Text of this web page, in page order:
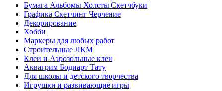
Бумага Альбомы Холсты Скетчбуки
Графика Скетчинг Черчение
Декорирование
Хобби
Маркеры для любых работ
Строительные ЛКМ
Клеи и Аэрозольные клеи
Аквагрим Бодиарт Тату
Для школы и детского творчества
Игрушки и развивающие игры